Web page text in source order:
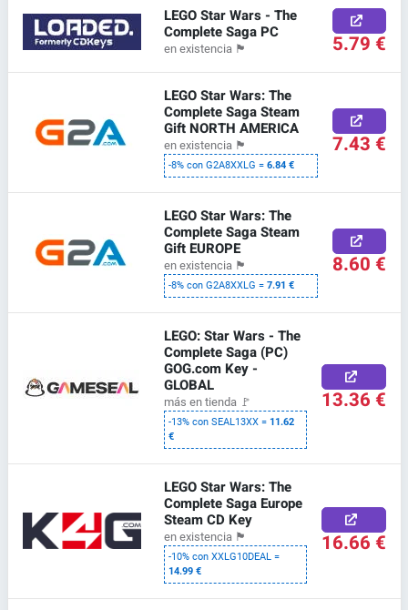
LEGO Star Wars - The
Complete Saga PC
en existencia 🏴 5.79 €
LEGO Star Wars: The
Complete Saga Steam
Gift NORTH AMERICA
en existencia 🏴
-8% con G2A8XXLG =6.84 €
7.43 €
LEGO Star Wars: The
Complete Saga Steam
Gift EUROPE
en existencia 🏴
-8% con G2A8XXLG =7.91 €
8.60 €
LEGO: Star Wars - The
Complete Saga (PC)
GOG.com Key -
GLOBAL
más en tienda 🚩
-13% con SEAL13XX =11.62
€
13.36 €
LEGO Star Wars: The
Complete Saga Europe
Steam CD Key
en existencia 🏴
-10% con XXLG10DEAL =
14.99 €
16.66 €